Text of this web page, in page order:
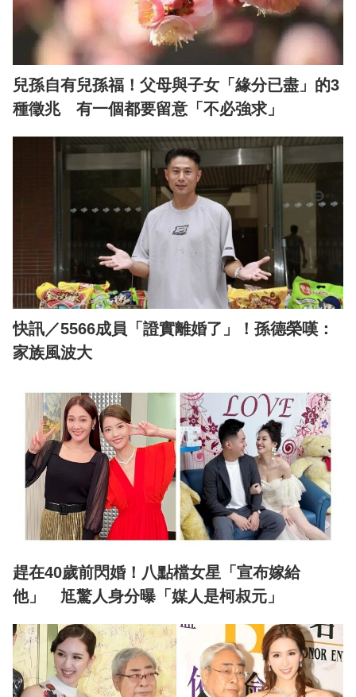
兒孫自有兒孫福！父母與子女「緣分已盡」的3
種徵兆 有一個都要留意「不必強求」
快訊／5566成員「證實離婚了」！孫德榮嘆：
家族風波大
趕在40歲前閃婚！八點檔女星「宣布嫁給
他」 尪驚人身分曝「媒人是柯叔元」